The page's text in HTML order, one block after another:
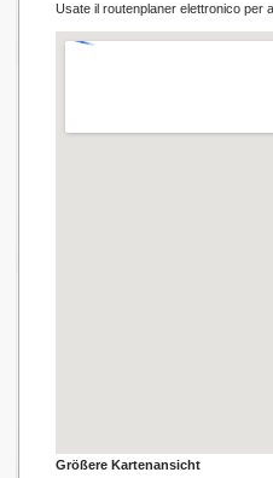
Usate il routenplaner elettronico per
Größere Kartenansicht